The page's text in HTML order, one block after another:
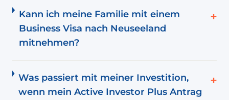
Kann ich meine Familie mit einem
Business Visa nach Neuseeland
mitnehmen?
+
Was passiert mit meiner Investition,
wenn mein Active Investor Plus Antrag
+